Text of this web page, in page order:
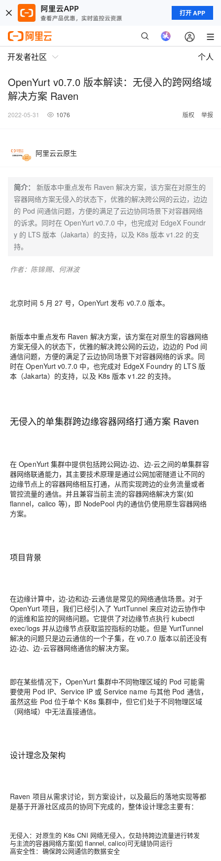
打开 APP
开发者社区 个人
OpenYurt v0.7.0 版本解读：无侵入的跨网络域
解决方案 Raven
2022-05-31 1076 版权 举报
阿里云云原生
简介：
新版本中重点发布 Raven 解决方案，该方案在对原生的
容器网络方案无侵入的状态下，优雅的解决跨公网的云边，边边
的 Pod 间通信问题，方便的满足了云边协同场景下对容器网络
的诉求。同时在 OpenYurt v0.7.0 中，也完成对 EdgeX Foundr
y 的 LTS 版本（Jakarta）的支持，以及 K8s 版本 v1.22 的支
持。
作者：陈锦赐、何淋波
北京时间 5 月 27 号，OpenYurt 发布 v0.7.0 版本。
新版本中重点发布 Raven 解决方案，该方案在对原生的容器网络
方案无侵入的状态下，优雅的解决跨公网的云边，边边的 Pod 间
通信问题，方便的满足了云边协同场景下对容器网络的诉求。同
时在 OpenYurt v0.7.0 中，也完成对 EdgeX Foundry 的 LTS 版
本（Jakarta）的支持，以及 K8s 版本 v1.22 的支持。
无侵入的单集群跨边缘容器网络打通方案 Raven
在 OpenYurt 集群中提供包括跨公网边-边、边-云之间的单集群容
器网络联通能力，其主要技术原理是通过公网加密隧道让不同的
边缘节点上的容器网络相互打通，从而实现跨边的业务流量或者
管控流量的通信。并且兼容当前主流的容器网络解决方案(如
flannel，calico 等)，即 NodePool 内的通信仍使用原生容器网络
方案。
项目背景
在边缘计算中，边-边和边-云通信是常见的网络通信场景。对于
OpenYurt 项目，我们已经引入了 YurtTunnel 来应对边云协作中
的运维和监控的网络问题。它提供了对边缘节点执行 kubectl
exec/logs 并从边缘节点获取监控指标的功能。但是 YurtTunnel
解决的问题只是边云通信的一个子集，在 v0.7.0 版本以前还没有
边-边、边-云容器网络通信的解决方案。
即在某些情况下，OpenYurt 集群中不同物理区域的 Pod 可能需
要使用 Pod IP、Service IP 或 Service name 与其他 Pod 通信，
虽然这些 Pod 位于单个 K8s 集群中，但它们处于不同物理区域
（网络域）中无法直接通信。
设计理念及架构
Raven 项目从需求讨论，到方案设计，以及最后的落地实现等都
是基于开源社区成员的协同下完成的，整体设计理念主要有：
无侵入：对原生的 K8s CNI 网络无侵入，仅劫持跨边流量进行转发
与主流的容器网络方案(如 flannel, calico)可无缝协同运行
高安全性：确保跨公网通信的数据安全